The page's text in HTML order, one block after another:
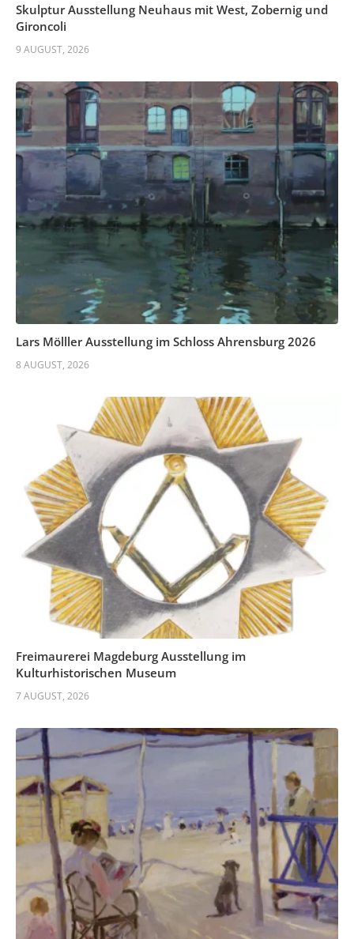
Skulptur Ausstellung Neuhaus mit West, Zobernig und
Gironcoli
9 AUGUST, 2026
Lars Mölller Ausstellung im Schloss Ahrensburg 2026
8 AUGUST, 2026
Freimaurerei Magdeburg Ausstellung im
Kulturhistorischen Museum
7 AUGUST, 2026